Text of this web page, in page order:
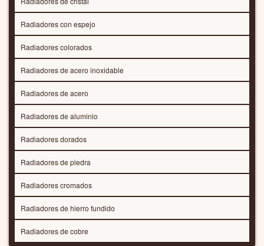
Radiadores con espejo
Radiadores colorados
Radiadores de acero inoxidable
Radiadores de acero
Radiadores de aluminio
Radiadores dorados
Radiadores de piedra
Radiadores cromados
Radiadores de hierro fundido
Radiadores de cobre